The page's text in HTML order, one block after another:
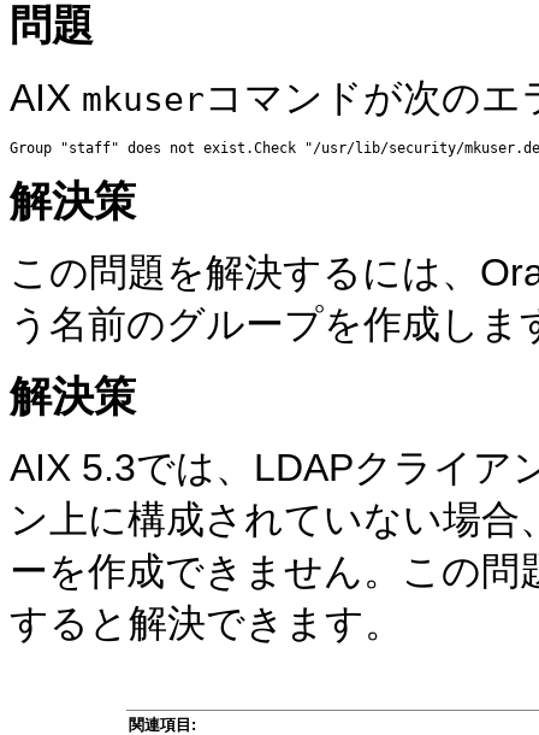
問題
AIX mkuserコマンドが次のエ
解決策
この問題を解決するには、
う名前のグループを作成しま
解決策
AIX 5.3では、LDAPクライア
ン上に構成されていない場
ーを作成できません。この問
すると解決できます。
関連項目: